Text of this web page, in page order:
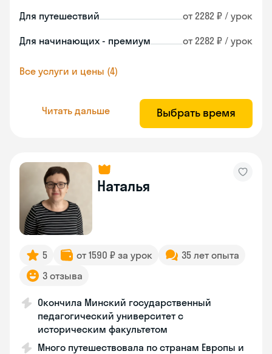
Для путешествий от 2282 ₽ / урок
Для начинающих - премиум от 2282 ₽ / урок
Все услуги и цены (4)
Читать дальше Выбрать время
Наталья
5 от 1590 ₽ за урок
35 лет опыта
3 отзыва
Окончила Минский государственный
педагогический университет с
историческим факультетом
Много путешествовала по странам Европы и